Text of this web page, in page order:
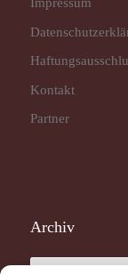
Kontakt
Partner
Archiv
Archiv